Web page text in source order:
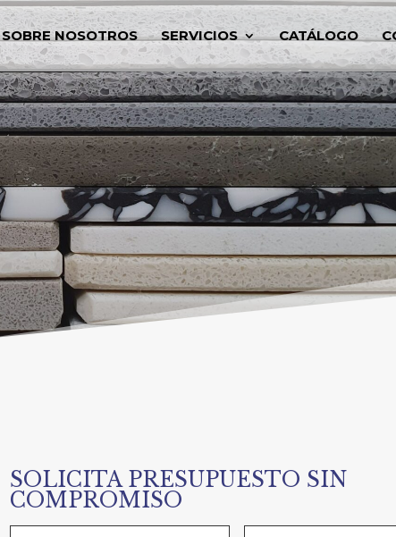
SOBRE NOSOTROS SERVICIOS CATÁLOGO
SOLICITA PRESUPUESTO SIN
COMPROMISO